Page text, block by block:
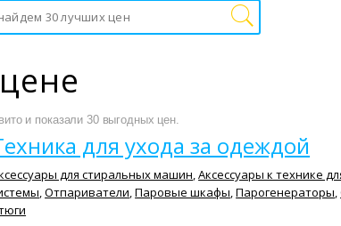
и показали 30 выгодных цен.
для ухода за одеждой
для стиральных машин,Аксессуары к технике
,Отпариватели,Паровые шкафы,Парогенераторы,